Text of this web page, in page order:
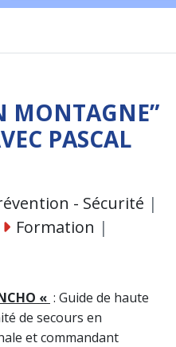
MONTAGNE”
PASCAL
- Sécurité |
Formation |
« : Guide de haute
de secours en
et commandant